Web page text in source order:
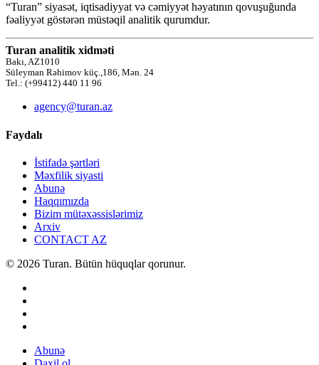
“Turan” siyasət, iqtisadiyyat və cəmiyyət həyatının qovuşuğunda
fəaliyyət göstərən müstəqil analitik qurumdur.
Turan analitik xidməti
Bakı, AZ1010
Süleyman Rəhimov küç.,186, Mən. 24
Tel.: (+99412) 440 11 96
agency@turan.az
Faydalı
İstifadə şərtləri
Məxfilik siyasti
Abunə
Haqqımızda
Bizim mütəxəssislərimiz
Arxiv
CONTACT AZ
© 2026 Turan. Bütün hüquqlar qorunur.
Abunə